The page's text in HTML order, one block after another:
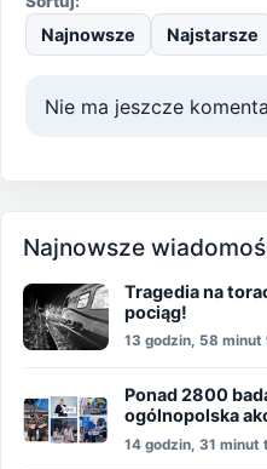
Najnowsze Najstarsze
Nie ma jeszcze
Najnowsze
Tragedia na
pociąg!
13 godzin, 58 minut
Ponad 2800
ogólnopolska
mężczyzn?
14 godzin, 31 minut